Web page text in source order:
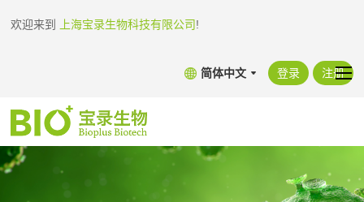
欢迎来到 上海宝录生物科技有限公司!
简体中文 登录 注册